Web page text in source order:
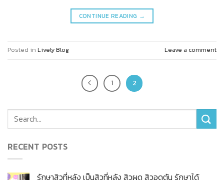
CONTINUE READING →
Posted in Lively Blog Leave a comment
1 2
RECENT POSTS
รักษาสิวที่หลัง เป็นสิวที่หลัง สิวผด สิวอุดตัน รักษาได้